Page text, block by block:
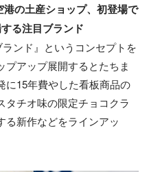
の土産ショップ、初登場で
る注目ブランド
ンド』というコンセプトを
アップ展開するとたちま
に15年費やした看板商品の
タチオ味の限定チョコクラ
る新作などをラインアッ